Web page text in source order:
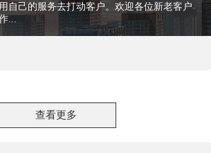
自己的服务去打动客户。欢迎各位新老客户
...
查看更多